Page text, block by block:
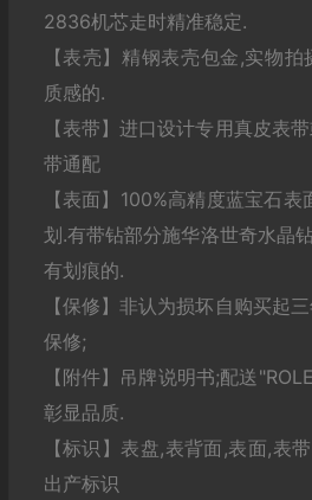
2836机芯走时精准稳定.
【表壳】精钢表壳包金,实物
质感的.
【表带】进口设计专用真皮表
带通配
【表面】100%高精度蓝宝石
划.有带钻部分施华洛世奇水晶
有划痕的.
【保修】非认为损坏自购买起
保修;
【附件】吊牌说明书;配送
彰显品质.
【标识】表盘,表背面,表面,表
出产标识